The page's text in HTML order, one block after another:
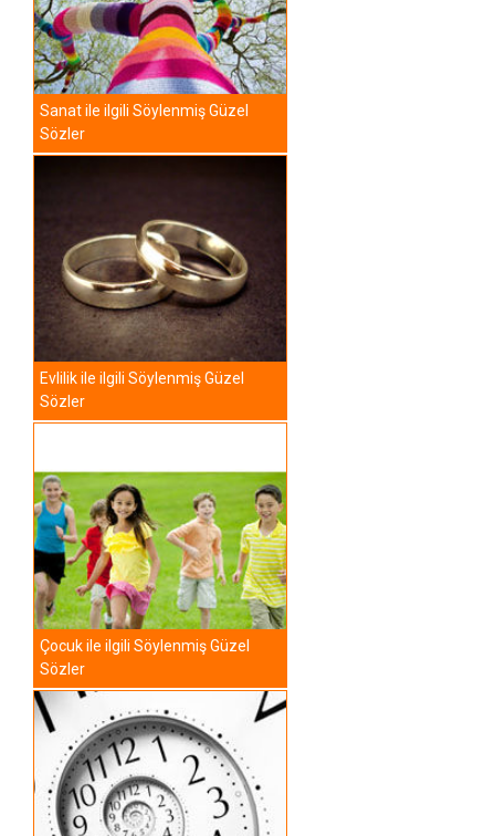
Sanat ile ilgili Söylenmiş Güzel
Sözler
Evlilik ile ilgili Söylenmiş Güzel
Sözler
Çocuk ile ilgili Söylenmiş Güzel
Sözler